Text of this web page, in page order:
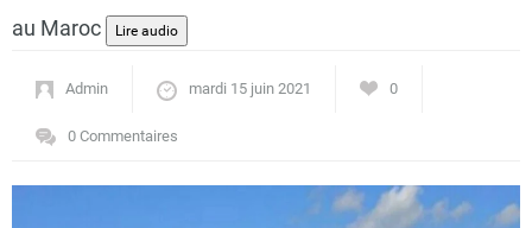
Actualités
au Maroc
Admin mardi 15 juin 2021 0
0 Commentaires